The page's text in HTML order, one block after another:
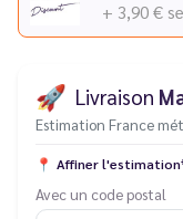
+ 3,90 €
🚀 Livraison
Estimation France
📍 Affiner
Avec un code postal